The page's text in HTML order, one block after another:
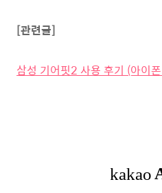
[관련글]
삼성 기어핏2 사용 후기 (아이